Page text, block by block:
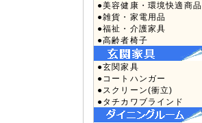
●美容健康・環境快適商品
●雑貨・家電用品
●福祉・介護家具
●高齢者椅子
●玄関家具
●コートハンガー
●スクリーン(衝立)
●タチカワブラインド